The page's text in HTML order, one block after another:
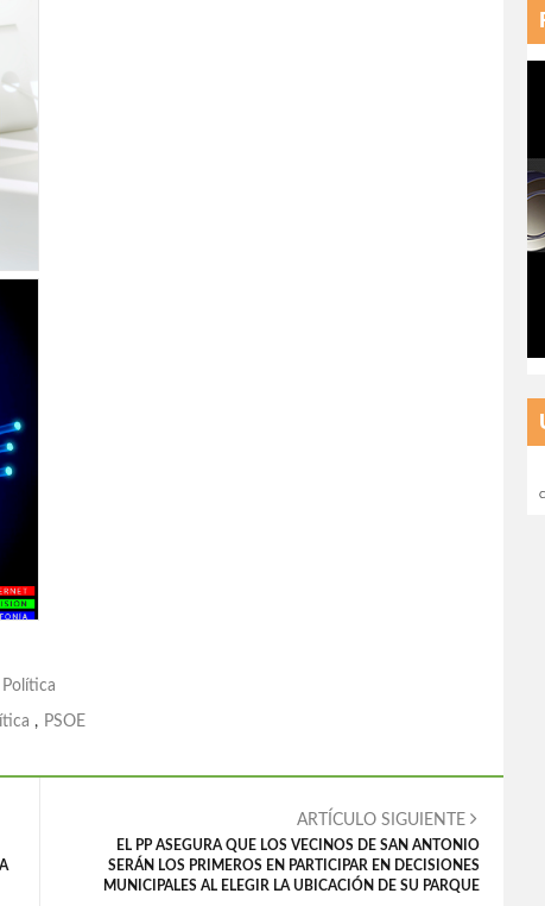
Política
, PSOE
ARTÍCULO SIGUIENTE
EL PP ASEGURA QUE LOS VECINOS DE SAN ANTONIO
SERÁN LOS PRIMEROS EN PARTICIPAR EN DECISIONES
MUNICIPALES AL ELEGIR LA UBICACIÓN DE SU PARQUE